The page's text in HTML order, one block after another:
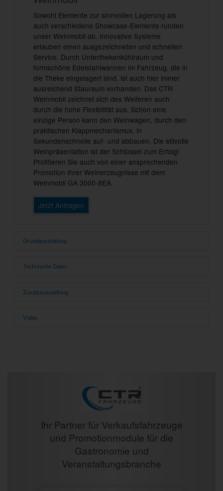
Sowohl Elemente zur sinnvollen Lagerung als
auch verschiedene Showcase-Elemente runden
unser Weinmobil ab. Innovative Systeme
erlauben einen ausgezeichneten und schnellen
Service. Durch Unterthekenkühlraum und
formschöne Edelstahlwannen im Fahrzeug, die in
die Theke eingelagert sind, ist auch hier immer
ausreichend Stauraum vorhanden. Das CTR
Weinmobil zeichnet sich des Weiteren auch
durch die hohe Flexibilität aus. Schon eine
einzige Person kann den Weinwagen, durch den
praktischen Klappmechanismus, in
Sekundenschnelle auf- und abbauen. Die stilvolle
Weinpräsentation ist der Schlüssel zum Erfolg!
Profitieren Sie auch von einer ansprechenden
Promotion Ihrer Weinerzeugnisse mit dem
Weinmobil GA 3000-8EA.
Jetzt Anfragen
Grundausstattung
Technische Daten
Zusatzausstattung
Video
Ihr Partner für Verkaufsfahrzeuge
und Promotionmodule für die
Gastronomie und
Veranstaltungsbranche